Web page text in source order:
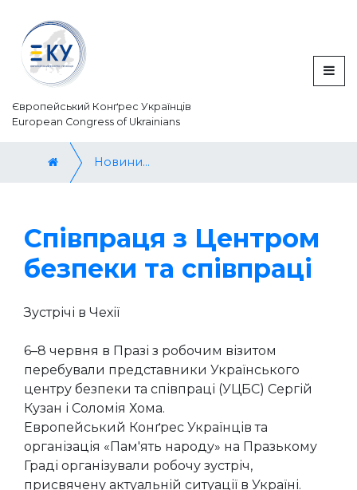
Європейський Конґрес Українців
European Congress of Ukrainians
Новини / News
Співпраця з Центром
безпеки та співпраці
Зустрічі в Чехії
6–8 червня в Празі з робочим візитом
перебували представники Українського
центру безпеки та співпраці (УЦБС) Сергій
Кузан і Соломія Хома.
Европейський Конґрес Українців та
організація «Пам'ять народу» на Празькому
Граді організували робочу зустріч,
присвячену актуальній ситуації в Україні.